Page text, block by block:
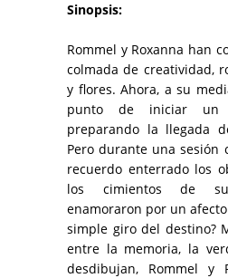
Sinopsis:
Rommel y Roxanna han
colmada de creatividad,
y flores. Ahora, a su
punto de iniciar un
preparando la llegada
Pero durante una sesión
recuerdo enterrado los
los cimientos de
enamoraron por un
simple giro del destino?
entre la memoria, la
desdibujan, Rommel y